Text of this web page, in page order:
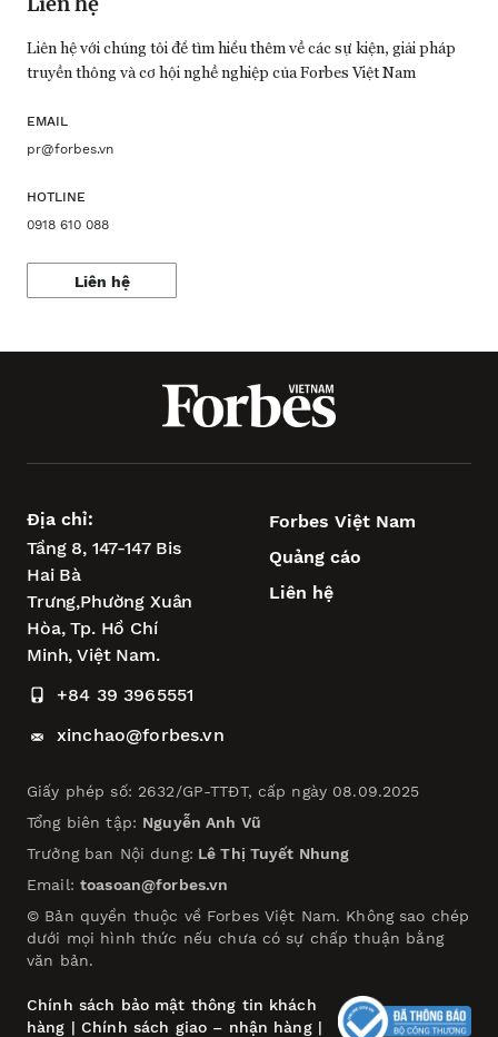
Liên hệ với chúng tôi để tìm hiểu thêm về các sự kiện, giải pháp
truyền thông và cơ hội nghề nghiệp của Forbes Việt Nam
EMAIL
pr@forbes.vn
HOTLINE
0918 610 088
Liên hệ
Địa chỉ:
Tầng 8, 147-147 Bis
Hai Bà
Trưng,Phường Xuân
Hòa,Tp. Hồ Chí
Minh, Việt Nam.
+84 39 3965551
xinchao@forbes.vn
Forbes Việt Nam
Quảng cáo
Liên hệ
Giấy phép số: 2632/GP-TTĐT, cấp ngày 08.09.2025
Tổng biên tập: Nguyễn Anh Vũ
Trưởng ban Nội dung: Lê Thị Tuyết Nhung
Email: toasoan@forbes.vn
© Bản quyền thuộc về Forbes Việt Nam. Không sao chép
dưới mọi hình thức nếu chưa có sự chấp thuận bằng
văn bản.
Chính sách bảo mật thông tin khách
hàng | Chính sách giao – nhận hàng|